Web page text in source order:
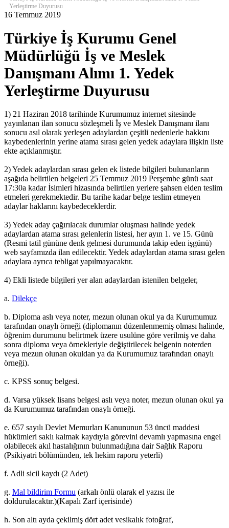
Yerleştirme Duyurusu
16 Temmuz 2019
Türkiye İş Kurumu Genel
Müdürlüğü İş ve Meslek
Danışmanı Alımı 1. Yedek
Yerleştirme Duyurusu
1) 21 Haziran 2018 tarihinde Kurumumuz internet sitesinde
yayınlanan ilan sonucu sözleşmeli İş ve Meslek Danışmanı ilanı
sonucu asıl olarak yerleşen adaylardan çeşitli nedenlerle hakkını
kaybedenlerinin yerine atama sırası gelen yedek adaylara ilişkin liste
ekte açıklanmıştır.
2) Yedek adaylardan sırası gelen ek listede bilgileri bulunanların
aşağıda belirtilen belgeleri 25 Temmuz 2019 Perşembe günü saat
17:30a kadar İsimleri hizasında belirtilen yerlere şahsen elden teslim
etmeleri gerekmektedir. Bu tarihe kadar belge teslim etmeyen
adaylar haklarını kaybedeceklerdir.
3) Yedek aday çağırılacak durumlar oluşması halinde yedek
adaylardan atama sırası gelenlerin listesi, her ayın 1. ve 15. Günü
(Resmi tatil gününe denk gelmesi durumunda takip eden işgünü)
web sayfamızda ilan edilecektir. Yedek adaylardan atama sırası gelen
adaylara ayrıca tebligat yapılmayacaktır.
4) Ekli listede bilgileri yer alan adaylardan istenilen belgeler,
a. Dilekçe
b. Diploma aslı veya noter, mezun olunan okul ya da Kurumumuz
tarafından onaylı örneği (diplomanın düzenlenmemiş olması halinde,
öğrenim durumunu belirtmek üzere usulüne göre verilmiş ve daha
sonra diploma veya örnekleriyle değiştirilecek belgenin noterden
veya mezun olunan okuldan ya da Kurumumuz tarafından onaylı
örneği).
c. KPSS sonuç belgesi.
d. Varsa yüksek lisans belgesi aslı veya noter, mezun olunan okul ya
da Kurumumuz tarafından onaylı örneği.
e. 657 sayılı Devlet Memurları Kanununun 53 üncü maddesi
hükümleri saklı kalmak kaydıyla görevini devamlı yapmasına engel
olabilecek akıl hastalığının bulunmadığına dair Sağlık Raporu
(Psikiyatri bölümünden, tek hekim raporu yeterli)
f. Adli sicil kaydı (2 Adet)
g. Mal bildirim Formu (arkalı önlü olarak el yazısı ile
doldurulacaktır.)(Kapalı Zarf içerisinde)
h. Son altı ayda çekilmiş dört adet vesikalık fotoğraf,